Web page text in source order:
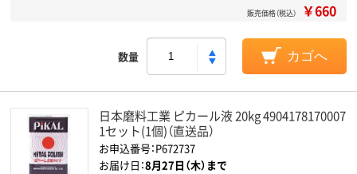
販売価格（税込） ￥660
数量 カゴへ
日本磨料工業 ピカール液 20kg 4904178170007
1セット(1個)（直送品）
お申込番号：P672737
お届け日：8月27日（木）まで